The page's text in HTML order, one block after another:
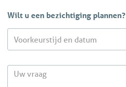
Wilt u een bezichtiging plannen?